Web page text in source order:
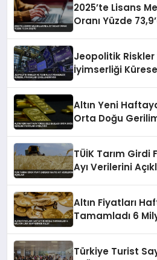
2025’te Lisans
Oranı Yüzde
Jeopolitik
İyimserliği
Altın Yeni
Orta Doğu
TÜİK Tarım Girdi
Ayı Verilerini
Altın Fiyatları
Tamamladı 6
Türkiye Turist